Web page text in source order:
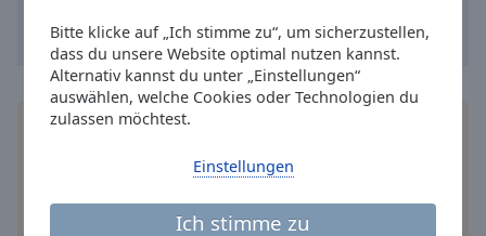
Bitte klicke auf „Ich stimme zu“, um sicherzustellen,
dass du unsere Website optimal nutzen kannst.
Alternativ kannst du unter „Einstellungen“
auswählen, welche Cookies oder Technologien du
zulassen möchtest.
Ich stimme zu
Einstellungen
Installieren Sie gratis
Sie Ihr Lieblingsradio online an, wo Sie immer
wollen.